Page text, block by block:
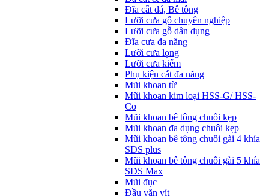
Đĩa cắt đá, Bê tông
Lưỡi cưa gỗ chuyên nghiệp
Lưỡi cưa gỗ dân dụng
Đĩa cưa đa năng
Lưỡi cưa lọng
Lưỡi cưa kiếm
Phụ kiện cắt đa năng
Mũi khoan từ
Mũi khoan kim loại HSS-G/ HSS-
Co
Mũi khoan bê tông chuôi kẹp
Mũi khoan đa dụng chuôi kẹp
Mũi khoan bê tông chuôi gài 4 khía
SDS plus
Mũi khoan bê tông chuôi gài 5 khía
SDS Max
Mũi đục
Đầu vặn vít